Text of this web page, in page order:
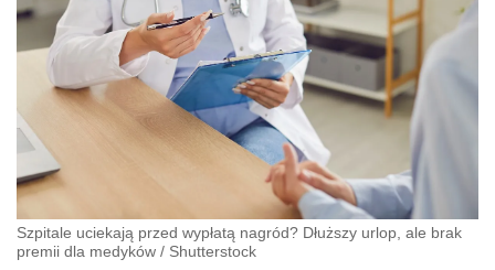
Szpitale uciekają przed wypłatą nagród? Dłuższy urlop, ale brak
premii dla medyków / Shutterstock